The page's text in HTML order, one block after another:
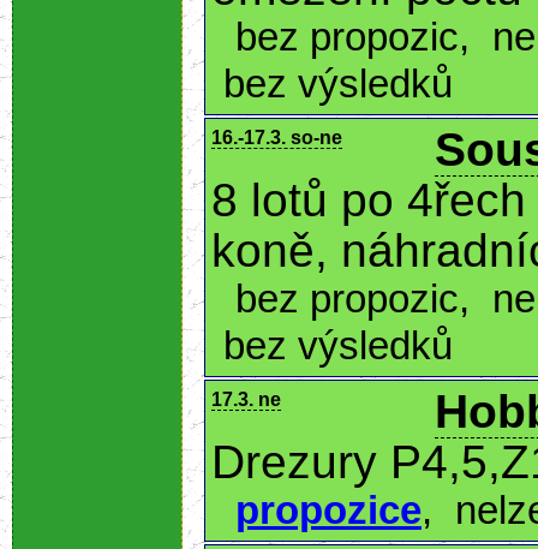
bez propozic,
bez výsledků
16.-17.3. so-ne
8 lotů po
koně,
bez propozic,
bez výsledků
17.3. ne
Drezury
propozice,